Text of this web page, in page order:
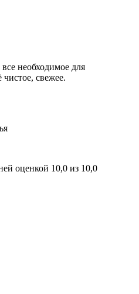
необходимое для
свежее.
оценкой 10,0 из 10,0